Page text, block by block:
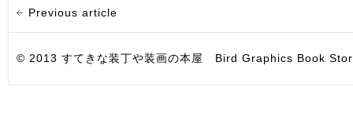
Previous article
© 2013 すてきな装丁や装画の本屋 Bird Graphics Book